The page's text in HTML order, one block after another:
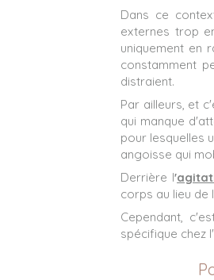
Dans ce
externes trop
uniquement en
constamment
distraient.
Par ailleurs, et
qui manque
pour lesquelles
angoisse qui
Derrière l'
corps au lieu de
Cependant,
spécifique chez